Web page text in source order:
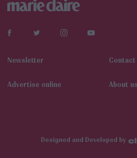
Newsletter Contact
Αdvertise online About us
Designed and Developed by